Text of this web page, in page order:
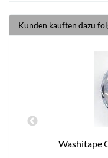
Kunden kauften dazu
Washitape